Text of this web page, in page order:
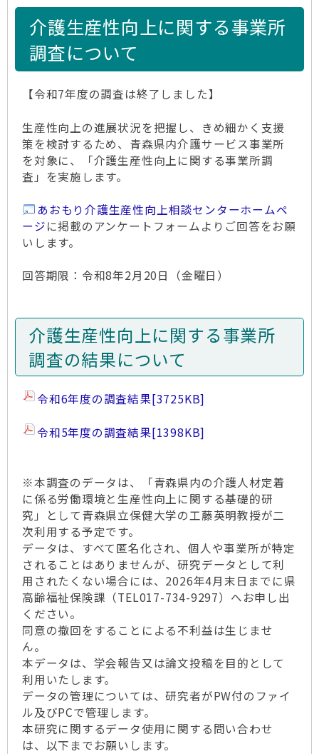
介護生産性向上に関する事業所
調査について
【令和7年度の調査は終了しました】
生産性向上の進展状況を把握し、きめ細かく支援
策を検討するため、青森県内介護サービス事業所
を対象に、「介護生産性向上に関する事業所調
査」を実施します。
あおもり介護生産性向上相談センターホームペ
ージに掲載のアンケートフォームよりご回答をお願
いします。
回答期限：令和8年2月20日（金曜日）
介護生産性向上に関する事業所
調査の結果について
令和6年度の調査結果[3725KB]
令和5年度の調査結果[1398KB]
※本調査のデータは、「青森県内の介護人材定着
に係る労働環境と生産性向上に関する基礎的研
究」として青森県立保健大学の工藤英明教授が二
次利用する予定です。
データは、すべて匿名化され、個人や事業所が特定
されることはありませんが、研究データとして利
用されたくない場合には、2026年4月末日までに県
高齢福祉保険課（TEL017-734-9297）へお申し出
ください。
同意の撤回をすることによる不利益は生じませ
ん。
本データは、学会報告又は論文投稿を目的として
利用いたします。
データの管理については、研究者がPW付のファイ
ル及びPCで管理します。
本研究に関するデータ使用に関する問い合わせ
は、以下までお願いします。